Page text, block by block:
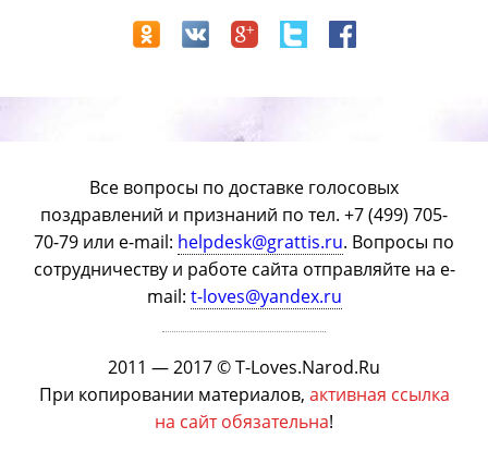
Все вопросы по доставке голосовых
поздравлений и признаний по тел. +7 (499) 705-
70-79 или e-mail: helpdesk@grattis.ru. Вопросы по
сотрудничеству и работе сайта отправляйте на e-
mail: t-loves@yandex.ru
2011 — 2017 © T-Loves.Narod.Ru
При копировании материалов, активная ссылка
на сайт обязательна!